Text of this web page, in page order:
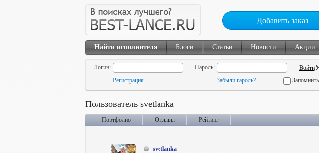
Добавить заказ
Найти исполнителя Блоги Статьи Новости Акции
Логин:
Пароль:
Регистрация
Забыли пароль? Запомнить
Пользователь svetlanka
Портфолио Отзывы Рейтинг
svetlanka